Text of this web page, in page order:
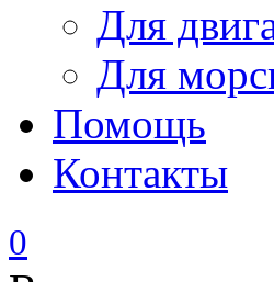
Для
Для
Помощь
Контакты
0